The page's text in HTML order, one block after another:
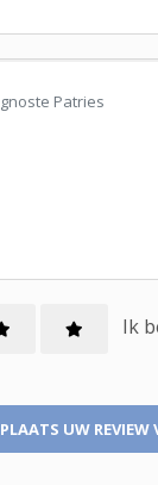
Ik
PLAATS UW REVIEW